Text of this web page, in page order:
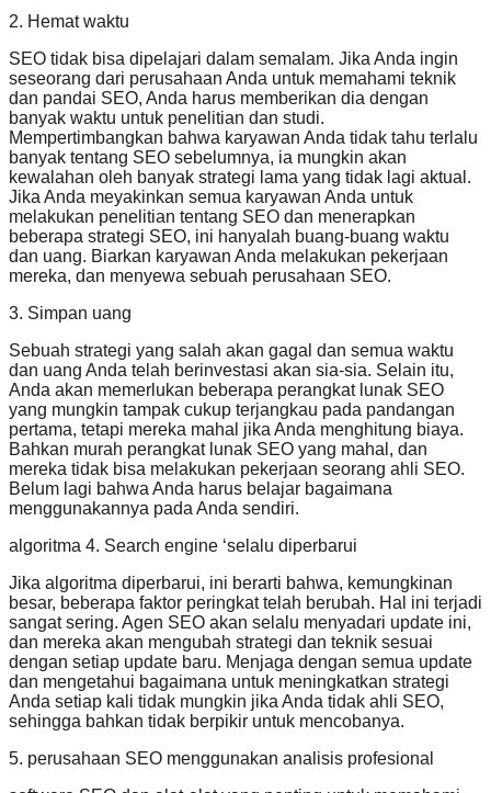
2. Hemat waktu
SEO tidak bisa dipelajari dalam semalam. Jika Anda ingin
seseorang dari perusahaan Anda untuk memahami teknik
dan pandai SEO, Anda harus memberikan dia dengan
banyak waktu untuk penelitian dan studi.
Mempertimbangkan bahwa karyawan Anda tidak tahu terlalu
banyak tentang SEO sebelumnya, ia mungkin akan
kewalahan oleh banyak strategi lama yang tidak lagi aktual.
Jika Anda meyakinkan semua karyawan Anda untuk
melakukan penelitian tentang SEO dan menerapkan
beberapa strategi SEO, ini hanyalah buang-buang waktu
dan uang. Biarkan karyawan Anda melakukan pekerjaan
mereka, dan menyewa sebuah perusahaan SEO.
3. Simpan uang
Sebuah strategi yang salah akan gagal dan semua waktu
dan uang Anda telah berinvestasi akan sia-sia. Selain itu,
Anda akan memerlukan beberapa perangkat lunak SEO
yang mungkin tampak cukup terjangkau pada pandangan
pertama, tetapi mereka mahal jika Anda menghitung biaya.
Bahkan murah perangkat lunak SEO yang mahal, dan
mereka tidak bisa melakukan pekerjaan seorang ahli SEO.
Belum lagi bahwa Anda harus belajar bagaimana
menggunakannya pada Anda sendiri.
algoritma 4. Search engine ‘selalu diperbarui
Jika algoritma diperbarui, ini berarti bahwa, kemungkinan
besar, beberapa faktor peringkat telah berubah. Hal ini terjadi
sangat sering. Agen SEO akan selalu menyadari update ini,
dan mereka akan mengubah strategi dan teknik sesuai
dengan setiap update baru. Menjaga dengan semua update
dan mengetahui bagaimana untuk meningkatkan strategi
Anda setiap kali tidak mungkin jika Anda tidak ahli SEO,
sehingga bahkan tidak berpikir untuk mencobanya.
5. perusahaan SEO menggunakan analisis profesional